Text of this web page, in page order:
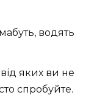
водять
яких ви не
спробуйте.